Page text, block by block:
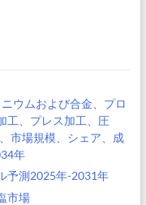
ウムおよび合金、プロ
工、プレス加工、圧
市場規模、シェア、成
年
予測2025年-2031年
市場